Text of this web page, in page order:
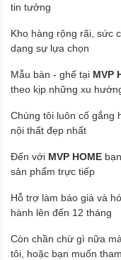
tin tưởng
Kho hàng rộng rãi, sức
dạng sự lựa chọn
Mẫu bàn - ghế tại MVP
theo kịp những xu
Chúng tôi luôn cố gắng
nội thất đẹp nhất
Đến với MVP HOME
sản phẩm trực tiếp
Hỗ trợ làm báo giá và
hành lên đến 12 tháng
Còn chần chừ gì nữa
tôi, hoặc bạn muốn